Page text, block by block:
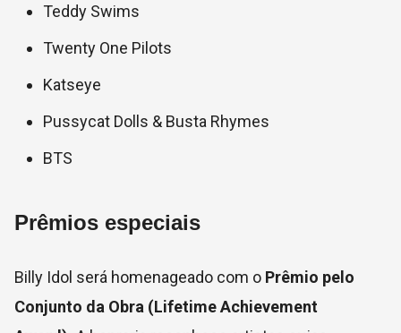
Teddy Swims
Twenty One Pilots
Katseye
Pussycat Dolls & Busta Rhymes
BTS
Prêmios especiais
Billy Idol será homenageado com o Prêmio pelo
Conjunto da Obra (Lifetime Achievement